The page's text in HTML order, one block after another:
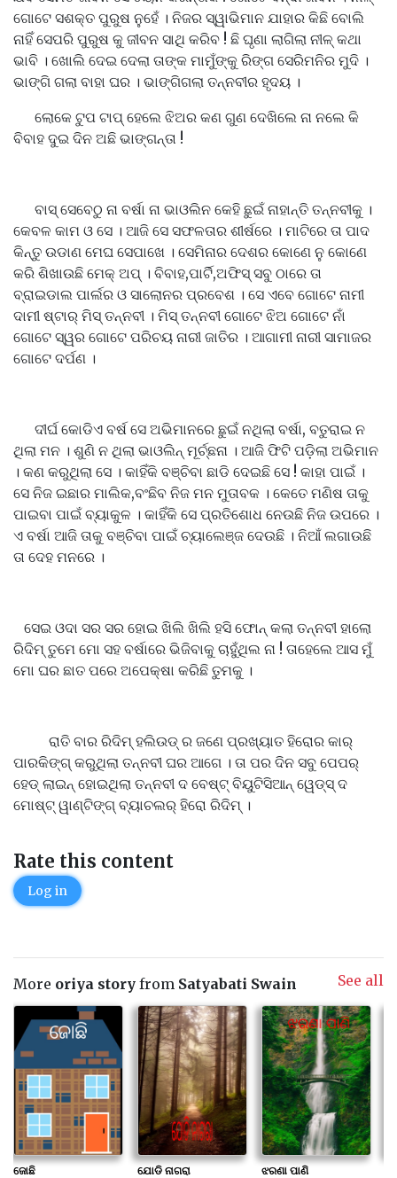
ଗୋଟେ ସଶକ୍ତ ପୁରୁଷ ନୁହେଁ । ନିଜର ସ୍ୱାଭିମାନ ଯାହାର କିଛି ବୋଲି
ନାହିଁ ସେପରି ପୁରୁଷ କୁ ଜୀବନ ସାଥି କରିବ ! ଛି ଘୃଣା ଲାଗିଲା ନୀଳ୍ କଥା
ଭାବି । ଖୋଲି ଦେଇ ଦେଲା ତାଙ୍କ ମାମୁଁଙ୍କୁ ରିଙ୍ଗ ସେରିମନିର ମୁଦି ।
ଭାଙ୍ଗି ଗଲା ବାହା ଘର । ଭାଙ୍ଗିଗଲା ତନ୍ନବୀର ହୃଦୟ ।
ଲୋକେ ଟୁପ ଟାପ୍ ହେଲେ ଝିଅର କଣ ଗୁଣ ଦେଖିଲେ ନା ନଲେ କି
ବିବାହ ଦୁଇ ଦିନ ଅଛି ଭାଙ୍ଗନ୍ତା !
ବାସ୍ ସେବେଠୁ ନା ବର୍ଷା ନା ଭାଓଲିନ କେହି ଛୁଇଁ ନାହାନ୍ତି ତନ୍ନବୀକୁ ।
କେବଳ କାମ ଓ ସେ । ଆଜି ସେ ସଫଳତାର ଶୀର୍ଷରେ । ମାଟିରେ ତା ପାଦ
କିନ୍ତୁ ଉଡାଣ ମେଘ ସେପାଖେ । ସେମିନାର ଦେଶର କୋଣେ ନୁ କୋଣେ
କରି ଶିଖାଉଛି ମେକ୍ ଅପ୍ । ବିବାହ,ପାର୍ଟି,ଅଫିସ୍ ସବୁ ଠାରେ ତା
ବ୍ରାଇଡାଲ ପାର୍ଲର ଓ ସାଲୋନର ପ୍ରବେଶ । ସେ ଏବେ ଗୋଟେ ନାମୀ
ଦାମୀ ଷ୍ଟାର୍ ମିସ୍ ତନ୍ନବୀ । ମିସ୍ ତନ୍ନବୀ ଗୋଟେ ଝିଅ ଗୋଟେ ନାଁ
ଗୋଟେ ସ୍ୱର ଗୋଟେ ପରିଚୟ ନାରୀ ଜାତିର । ଆଗାମୀ ନାରୀ ସାମାଜର
ଗୋଟେ ଦର୍ପଣ ।
ଦୀର୍ଘ କୋଡିଏ ବର୍ଷ ସେ ଅଭିମାନରେ ଛୁଇଁ ନଥିଲା ବର୍ଷା, ବତୁରାଇ ନ
ଥିଲା ମନ । ଶୁଣି ନ ଥିଲା ଭାଓଲିନ୍ ମୂର୍ଚ୍ଛନା । ଆଜି ଫିଟି ପଡ଼ିଲା ଅଭିମାନ
। କଣ କରୁଥିଲା ସେ । କାହିଁକି ବଞ୍ଚିବା ଛାଡି ଦେଇଛି ସେ ! କାହା ପାଇଁ ।
ସେ ନିଜ ଇଛାର ମାଲିକ,ବଂଛିବ ନିଜ ମନ ମୁତାବକ । କେତେ ମଣିଷ ତାକୁ
ପାଇବା ପାଇଁ ବ୍ୟାକୁଳ । କାହିଁକି ସେ ପ୍ରତିଶୋଧ ନେଉଛି ନିଜ ଉପରେ ।
ଏ ବର୍ଷା ଆଜି ତାକୁ ବଞ୍ଚିବା ପାଇଁ ଚ୍ୟାଲେଞ୍ଜ ଦେଉଛି । ନିଆଁ ଲଗାଉଛି
ତା ଦେହ ମନରେ ।
ସେଇ ଓଦା ସର ସର ହୋଇ ଖିଲି ଖିଲି ହସି ଫୋନ୍ କଲା ତନ୍ନବୀ ହାଲୋ
ରିଦିମ୍ ତୁମେ ମୋ ସହ ବର୍ଷାରେ ଭିଜିବାକୁ ଚାହୁଁଥିଲ ନା ! ତାହେଲେ ଆସ ମୁଁ
ମୋ ଘର ଛାତ ପରେ ଅପେକ୍ଷା କରିଛି ତୁମକୁ ।
ରାତି ବାର ରିଦିମ୍ ହଲିଉଡ୍ ର ଜଣେ ପ୍ରଖ୍ୟାତ ହିରୋର କାର୍
ପାରକିଙ୍ଗ୍ କରୁଥିଲା ତନ୍ନବୀ ଘର ଆଗେ । ତା ପର ଦିନ ସବୁ ପେପର୍
ହେଡ୍ ଲାଇନ୍ ହୋଇଥିଲା ତନ୍ନବୀ ଦ ବେଷ୍ଟ୍ ବିୟୁଟିସିଆନ୍ ୱେଡ୍ସ୍ ଦ
ମୋଷ୍ଟ୍ ୱାଣ୍ଟିଙ୍ଗ୍ ବ୍ୟାଚଲର୍ ହିରୋ ରିଦିମ୍ ।
Rate this content
Log in
More oriya story from Satyabati Swain See all
ଜୋଛି
ଯୋଡି ନାଗରା
ଝରଣା ପାଣି